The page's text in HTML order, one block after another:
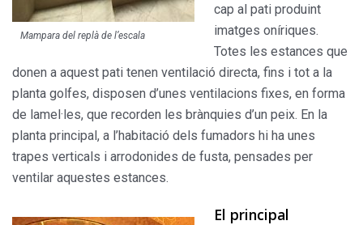
Mampara del replà de l’escala
cap al pati produint
imatges oníriques.
Totes les estances que
donen a aquest pati tenen ventilació directa, fins i tot a la
planta golfes, disposen d’unes ventilacions fixes, en forma
de lamel·les, que recorden les bràn­quies d’un peix. En la
planta princi­pal, a l’habitació dels fumadors hi ha unes
trapes verticals i arrodoni­des de fusta, pensades per
ventilar aquestes estances.
El principal